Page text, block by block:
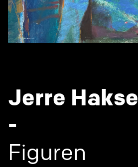
Jerre Hakse
-
Figuren